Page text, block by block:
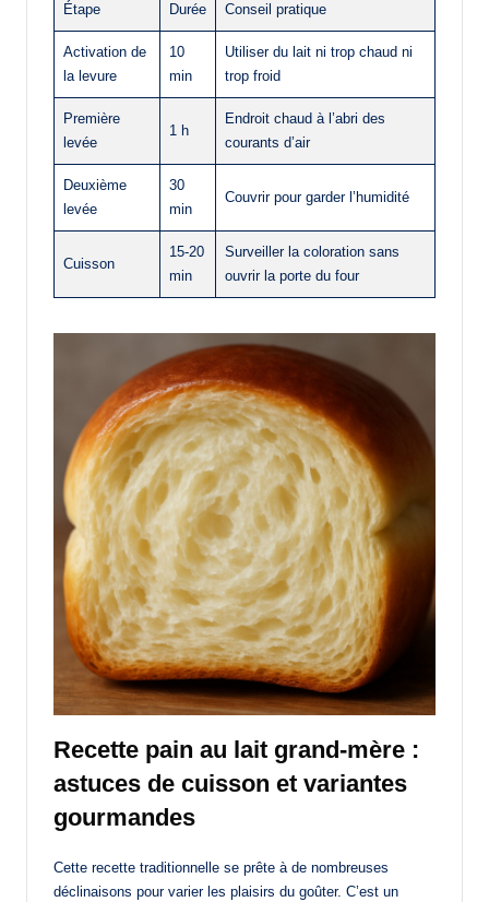
Étape Durée Conseil pratique
Activation de
la levure
10
min
Utiliser du lait ni trop chaud ni
trop froid
Première
levée
1 h
Endroit chaud à l’abri des
courants d’air
Deuxième
levée
30
min
Couvrir pour garder l’humidité
Cuisson
15-20
min
Surveiller la coloration sans
ouvrir la porte du four
Recette pain au lait grand-mère :
astuces de cuisson et variantes
gourmandes
Cette recette traditionnelle se prête à de nombreuses
déclinaisons pour varier les plaisirs du goûter. C’est un